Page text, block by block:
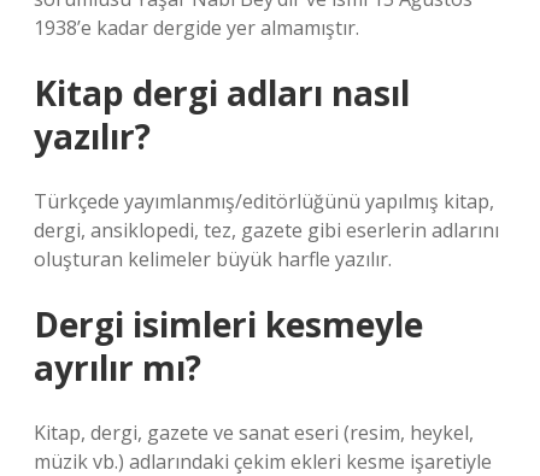
1938’e kadar dergide yer almamıştır.
Kitap dergi adları nasıl
yazılır?
Türkçede yayımlanmış/editörlüğünü yapılmış kitap,
dergi, ansiklopedi, tez, gazete gibi eserlerin adlarını
oluşturan kelimeler büyük harfle yazılır.
Dergi isimleri kesmeyle
ayrılır mı?
Kitap, dergi, gazete ve sanat eseri (resim, heykel,
müzik vb.) adlarındaki çekim ekleri kesme işaretiyle